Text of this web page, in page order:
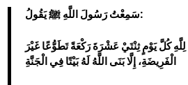
سَمِعْتُ رَسُولَ اللَّهِ ﷺ يَقُولُ:
كُلَّ يَوْمٍ ثِنْتَيْ عَشْرَةَ رَكْعَةً تَطَوُّعًا غَيْرَ
الْفَرِيضَةِ، إِلَّا بَنَى اللَّهُ لَهُ بَيْتًا فِي الْجَنَّةِ